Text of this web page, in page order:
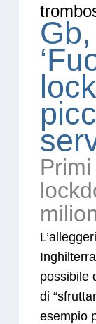
possibile
di
esempio